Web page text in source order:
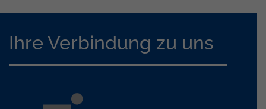
Ihre Verbindung zu uns